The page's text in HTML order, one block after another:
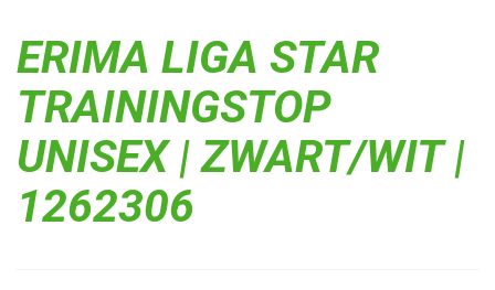
ERIMA LIGA STAR
TRAININGSTOP
UNISEX | ZWART/WIT |
1262306